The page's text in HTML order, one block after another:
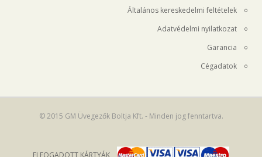
Általános kereskedelmi feltételek
Adatvédelmi nyilatkozat
Garancia
Cégadatok
© 2015 GM Üvegezők Boltja Kft. - Minden jog fenntartva.
ELFOGADOTT KÁRTYÁK